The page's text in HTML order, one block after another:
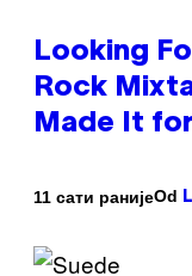
Looking
Rock
Made It
11 сати ранијеOd